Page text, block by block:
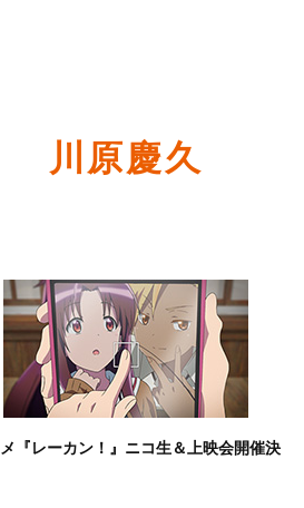
川原慶久
『レーカン！』ニコ生＆上映会開催決